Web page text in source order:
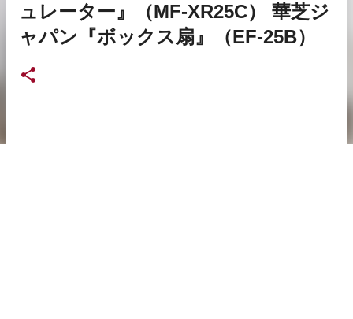
ュレーター』（MF-XR25C） 華芝ジ
ャパン『ボックス扇』（EF-25B）